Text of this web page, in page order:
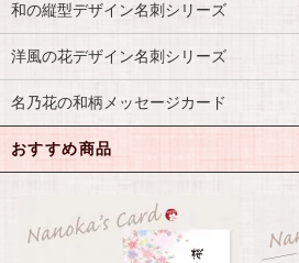
和の縦型デザイン名刺シリーズ
洋風の花デザイン名刺シリーズ
名乃花の和柄メッセージカード
おすすめ商品